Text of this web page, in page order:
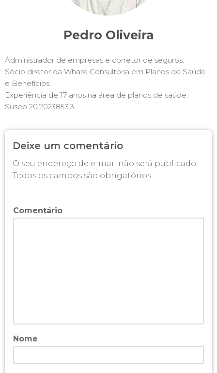
Pedro Oliveira
Administrador de empresas e corretor de seguros.
Sócio diretor da Whare Consultoria em Planos de Saúde
e Benefícios.
Experiência de 17 anos na área de planos de saúde.
Susep 20.2023853.3
Deixe um comentário
O seu endereço de e-mail não será publicado.
Todos os campos são obrigatórios
Comentário
Nome